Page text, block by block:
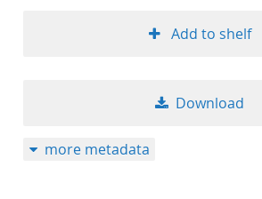
Add to shelf
Download
more metadata